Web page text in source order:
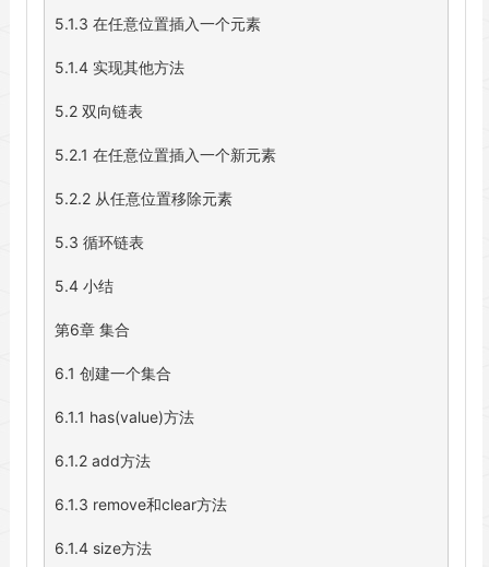
5.1.3 在任意位置插入一个元素
5.1.4 实现其他方法
5.2 双向链表
5.2.1 在任意位置插入一个新元素
5.2.2 从任意位置移除元素
5.3 循环链表
5.4 小结
第6章 集合
6.1 创建一个集合
6.1.1 has(value)方法
6.1.2 add方法
6.1.3 remove和clear方法
6.1.4 size方法